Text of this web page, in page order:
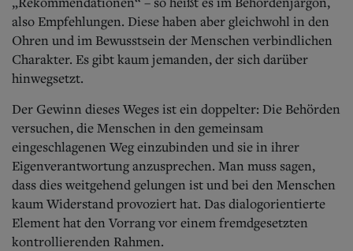
also Empfehlungen. Diese haben aber gleichwohl in den
Ohren und im Bewusstsein der Menschen verbindlichen
Charakter. Es gibt kaum jemanden, der sich darüber
hinwegsetzt.
Der Gewinn dieses Weges ist ein doppelter: Die Behörden
versuchen, die Menschen in den gemeinsam
eingeschlagenen Weg einzubinden und sie in ihrer
Eigenverantwortung anzusprechen. Man muss sagen,
dass dies weitgehend gelungen ist und bei den Menschen
kaum Widerstand provoziert hat. Das dialogorientierte
Element hat den Vorrang vor einem fremdgesetzten
kontrollierenden Rahmen.